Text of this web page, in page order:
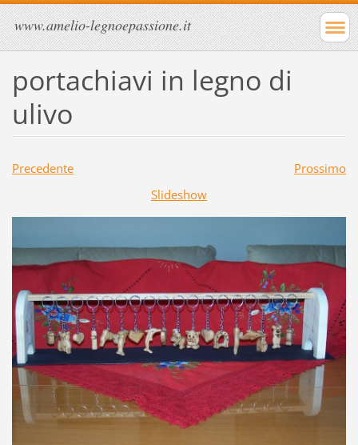
www.amelio-legnoepassione.it
portachiavi in legno di
ulivo
Precedente
Prossimo
Slideshow